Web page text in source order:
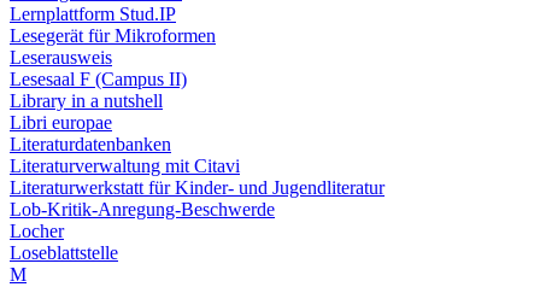
Lernplattform Stud.IP
Lesegerät für Mikroformen
Leserausweis
Lesesaal F (Campus II)
Library in a nutshell
Libri europae
Literaturdatenbanken
Literaturverwaltung mit Citavi
Literaturwerkstatt für Kinder- und Jugendliteratur
Lob-Kritik-Anregung-Beschwerde
Locher
Loseblattstelle
M